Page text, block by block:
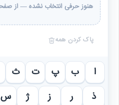
هنوز حرفی انتخاب نشده — از
پاک کردن همه
ا ب پ ت ث
ذ
ر ز ژ س